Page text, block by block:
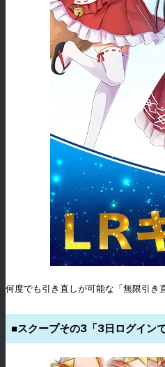
何度でも引き直しが可能な「無限引き
■スクープその3「3日ログイン